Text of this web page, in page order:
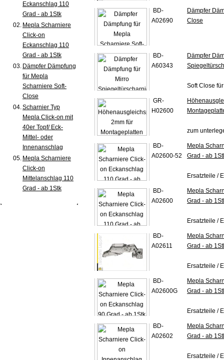
Eckanschlag 110
Grad - ab 1Stk
02. Mepla Scharniere
Click-on
Eckanschlag 110
Grad - ab 1Stk
03. Dämpfer Dämpfung
für Mepla
Scharniere Soft-
Close
04.Scharnier Typ
Mepla Click-on mit
40er Topf/ Eck-
Mittel- oder
Innenanschlag
05. Mepla Scharniere
Click-on
Mittelanschlag 110
Grad - ab 1Stk
BD-
A02690
Dämpfer
Close
BD-
A60343
Dämpfer
Soft Close
GR-
H02600
zum
BD-
A02600-52
Mepla
Grad - ab
Ersatzteile /
BD-
A02600
Mepla
Grad - ab
Ersatzteile /
BD-
A02611
Mepla
Grad - ab
Ersatzteile /
BD-
A02600G
Mepla
Grad - ab
Ersatzteile /
BD-
A02602
Mepla
Grad - ab
Ersatzteile /